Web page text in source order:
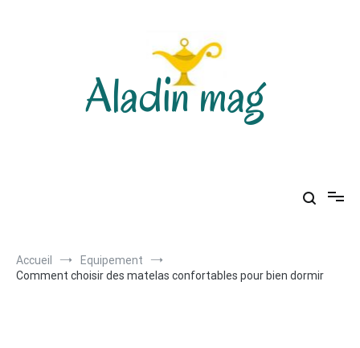
Accueil
Equipement
Comment choisir des matelas confortables pour bien dormir